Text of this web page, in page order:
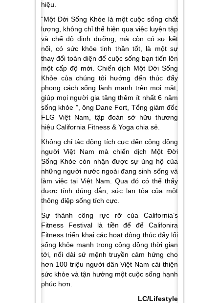
hiệu.
“Một Đời Sống Khỏe là một cuộc sống chất
lượng, không chỉ thể hiện qua việc luyện tập
và chế độ dinh dưỡng, mà còn có sự kết
nối, có sức khỏe tinh thần tốt, là một sự
thay đổi toàn diện để cuộc sống bạn tiến lên
một cấp độ mới. Chiến dịch Một Đời Sống
Khỏe của chúng tôi hướng đến thúc đẩy
phong cách sống lành mạnh trên mọi mặt,
giúp mọi người gia tăng thêm ít nhất 6 năm
sống khỏe ”, ông Dane Fort, Tổng giám đốc
FLG Việt Nam, tập đoàn sở hữu thương
hiệu California Fitness & Yoga chia sẻ.
Không chỉ tác động tích cực đến cộng đồng
người Việt Nam mà chiến dịch Một Đời
Sống Khỏe còn nhận được sự ủng hộ của
những người nước ngoài đang sinh sống và
làm việc tại Việt Nam. Qua đó có thể thấy
được tính đúng đắn, sức lan tỏa của một
thông điệp sống tích cực.
Sự thành công rực rỡ của California’s
Fitness Festival là tiền để để Califonira
Fitness triển khai các hoạt động thúc đẩy lối
sống khỏe mạnh trong cộng đồng thời gian
tới, nối dài sứ mệnh truyền cảm hứng cho
hơn 100 triệu người dân Việt Nam cải thiện
sức khỏe và tận hưởng một cuộc sống hạnh
phúc hơn.
LC/Lifestyle